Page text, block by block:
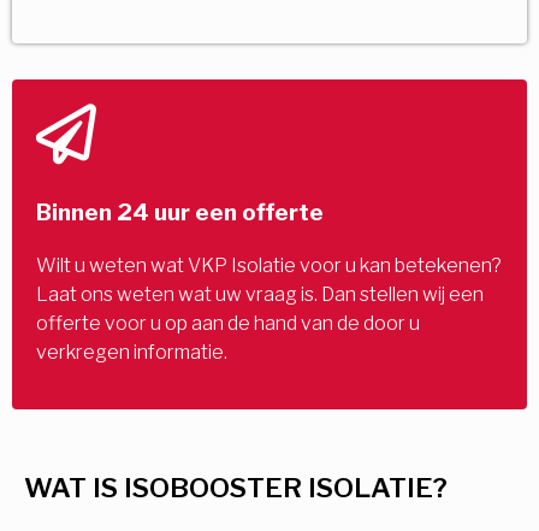
WAT IS ISOBOOSTER ISOLATIE?
Binnen 24 uur een offerte
Wilt u weten wat VKP Isolatie voor u kan betekenen?
Laat ons weten wat uw vraag is. Dan stellen wij een
offerte voor u op aan de hand van de door u
verkregen informatie.